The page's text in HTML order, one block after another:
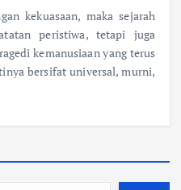
kekuasaan, maka sejarah
peristiwa, tetapi juga
kemanusiaan yang terus
bersifat universal, murni,